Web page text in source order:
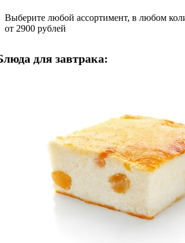
Выберите любой ассортимент, в любом
от 2900 рублей
для завтрака: